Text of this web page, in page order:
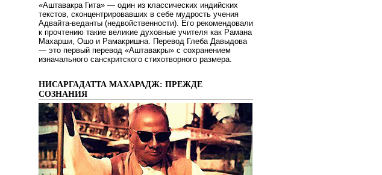
«Аштавакра Гита» — один из классических индийских
текстов, сконцентрировавших в себе мудрость учения
Адвайта-веданты (недвойственности). Его рекомендовали
к прочтению такие великие духовные учителя как Рамана
Махарши, Ошо и Рамакришна. Перевод Глеба Давыдова
— это первый перевод «Аштавакры» с сохранением
изначального санскритского стихотворного размера.
НИСАРГАДАТТА МАХАРАДЖ: ПРЕЖДЕ
СОЗНАНИЯ